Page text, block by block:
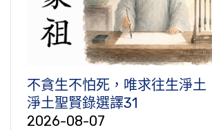
不貪生不怕死，唯求往生淨土
淨土聖賢錄選譯31
2026-08-07